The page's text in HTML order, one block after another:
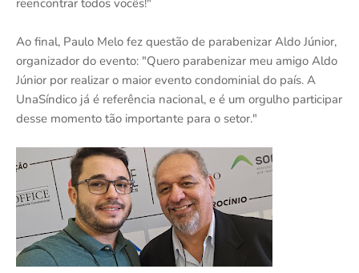
reencontrar todos vocês!"
Ao final, Paulo Melo fez questão de parabenizar Aldo Júnior,
organizador do evento: "Quero parabenizar meu amigo Aldo
Júnior por realizar o maior evento condominial do país. A
UnaSíndico já é referência nacional, e é um orgulho participar
desse momento tão importante para o setor."